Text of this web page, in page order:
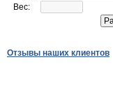
Вес:
Отзывы наших клиентов